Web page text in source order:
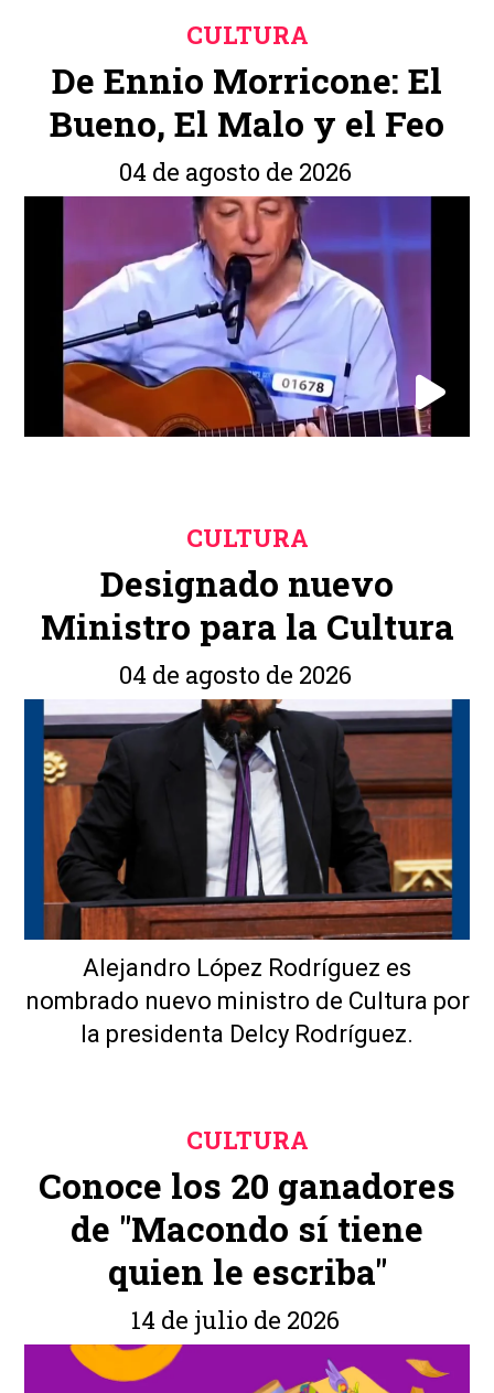
De Ennio Morricone: El
Bueno, El Malo y el Feo
CULTURA
04 de agosto de 2026
Designado nuevo
Ministro para la Cultura
CULTURA
04 de agosto de 2026
Alejandro López Rodríguez es
nombrado nuevo ministro de Cultura por
la presidenta Delcy Rodríguez.
Conoce los 20 ganadores
de "Macondo sí tiene
quien le escriba"
CULTURA
14 de julio de 2026